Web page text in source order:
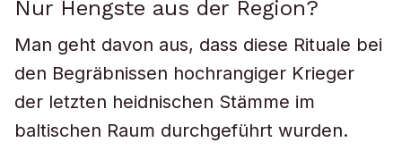
Nur Hengste aus der Region?
Man geht davon aus, dass diese Rituale bei
den Begräbnissen hochrangiger Krieger
der letzten heidnischen Stämme im
baltischen Raum durchgeführt wurden.